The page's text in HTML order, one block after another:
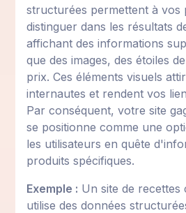
structurées permettent à vos
distinguer dans les résultats
affichant des informations
que des images, des étoiles
prix. Ces éléments visuels
internautes et rendent vos
Par conséquent, votre site
se positionne comme une
les utilisateurs en quête
produits spécifiques.
Exemple : Un site de recettes
utilise des données